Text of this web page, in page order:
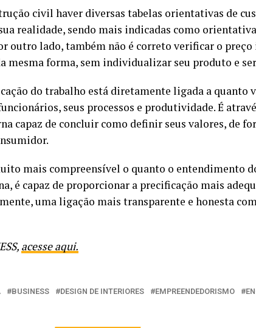
civil haver diversas tabelas orientativas de
realidade, sendo mais indicadas como
outro lado, também não é correto verificar o
mesma forma, sem individualizar seu produto e
do trabalho está diretamente ligada a quanto
seus processos e produtividade. É
capaz de concluir como definir seus valores, de
mais compreensível o quanto o entendimento
é capaz de proporcionar a precificação mais
uma ligação mais transparente e honesta
acesse aqui.
BUSINESS DESIGN DE INTERIORES EMPREENDEDORISMO